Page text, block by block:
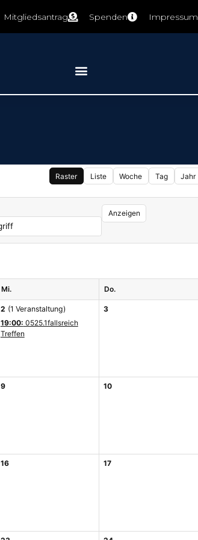
Mitgliedsantrag Spenden Impressum
Raster Liste Woche Tag Jahr
Anzeigen
Mi. Do.
2 (1 Veranstaltung)
19:00: 0525.1fallsreich
Treffen
3
9 10
16 17